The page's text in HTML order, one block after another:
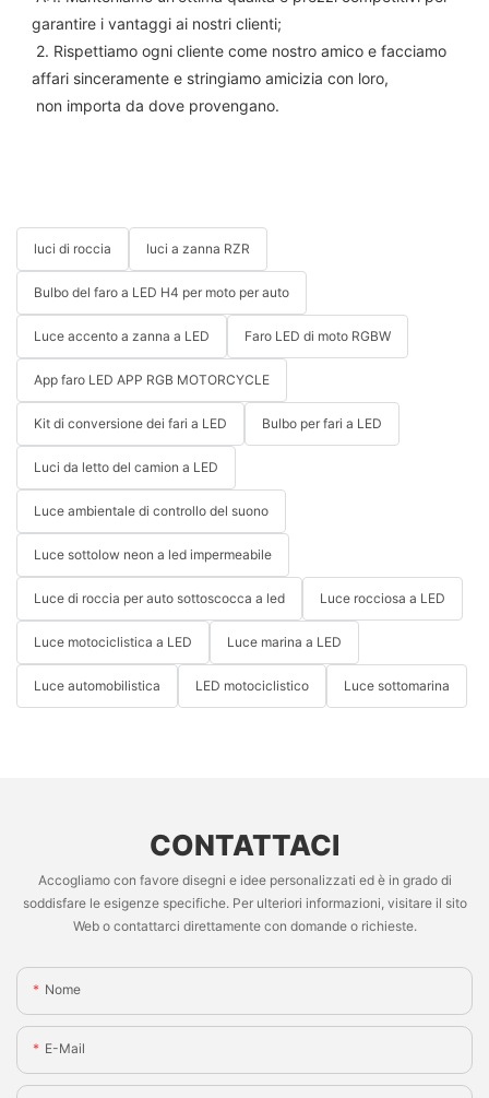
garantire i vantaggi ai nostri clienti;
affari sinceramente e stringiamo amicizia con loro,
non importa da dove provengano.
luci di roccia luci a zanna RZR
Bulbo del faro a LED H4 per moto per auto
Luce accento a zanna a LED Faro LED di moto RGBW
App faro LED APP RGB MOTORCYCLE
Kit di conversione dei fari a LED Bulbo per fari a LED
Luci da letto del camion a LED
Luce ambientale di controllo del suono
Luce sottolow neon a led impermeabile
Luce di roccia per auto sottoscocca a led Luce rocciosa a LED
Luce motociclistica a LED Luce marina a LED
Luce automobilistica LED motociclistico Luce sottomarina
CONTATTACI
Accogliamo con favore disegni e idee personalizzati ed è in grado di
soddisfare le esigenze specifiche. Per ulteriori informazioni, visitare il sito
Web o contattarci direttamente con domande o richieste.
Nome
E-Mail